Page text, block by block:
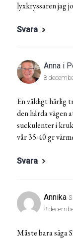
lyxkryssaren jag
Svara
Anna i
8
En väldigt härlig
den hårda vägen
suckulenter i
vår 35-40 gr
Svara
Annika
8
Måste bara säga